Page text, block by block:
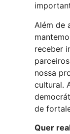
Além de
receber
nossa
cultural.
de
Quer